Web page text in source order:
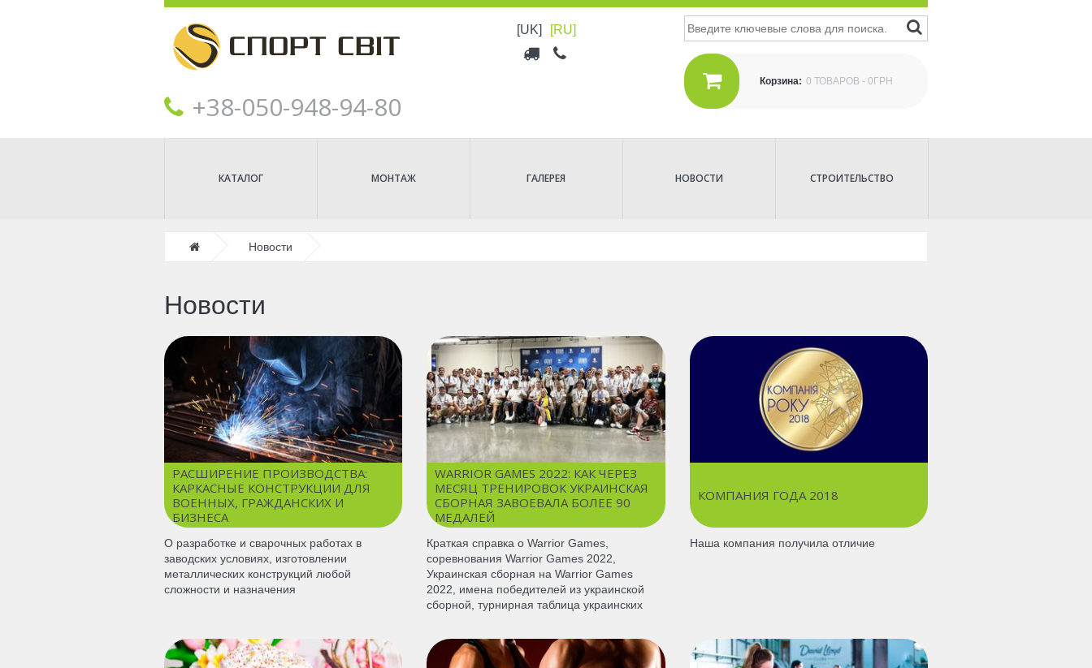
Верхнее
КАТАЛОГ МОНТАЖ ГАЛЕРЕЯ НОВОСТИ СТРОИТЕЛЬСТВО
[UK] [RU]
Корзина: 0 ТОВАРОВ - 0ГРН
Поиск
+38‎‎-050-948-94-80
Новости
Новости
РАСШИРЕНИЕ ПРОИЗВОДСТВА:
КАРКАСНЫЕ КОНСТРУКЦИИ ДЛЯ
ВОЕННЫХ, ГРАЖДАНСКИХ И
БИЗНЕСА
О разработке и сварочных работах в
заводских условиях, изготовлении
металлических конструкций любой
сложности и назначения
WARRIOR GAMES 2022: КАК ЧЕРЕЗ
МЕСЯЦ ТРЕНИРОВОК УКРАИНСКАЯ
СБОРНАЯ ЗАВОЕВАЛА БОЛЕЕ 90
МЕДАЛЕЙ
Краткая справка о Warrior Games,
соревнования Warrior Games 2022,
Украинская сборная на Warrior Games
2022, имена победителей из украинской
сборной, турнирная таблица украинских
КОМПАНИЯ ГОДА 2018
Наша компания получила отличие